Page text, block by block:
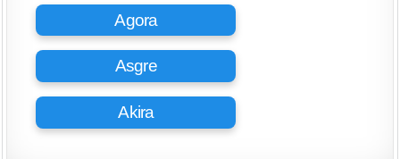
Agora
Asgre
Akira